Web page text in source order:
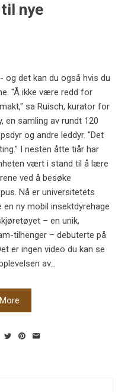
nye
og det kan du også hvis du
"Å ikke være redd for
sa Ruisch, kurator for
en samling av rundt 120
og andre leddyr. "Det
I nesten åtte tiår har
vært i stand til å lære
ved å besøke
Nå er universitetets
ny mobil insektdyrehage
– en unik,
tilhenger – debuterte på
er ingen video du kan se
av...